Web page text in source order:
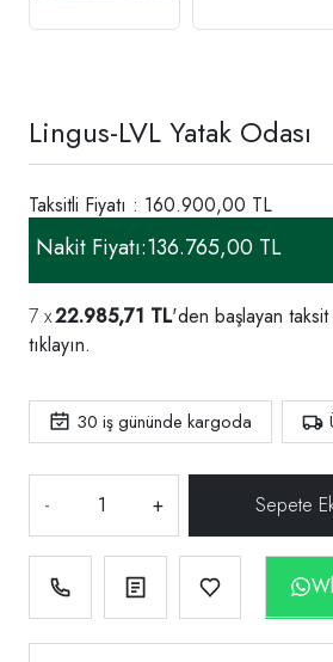
Lingus-LVL Yatak Odası
Taksitli Fiyatı : 160.900,00 TL
Nakit Fiyatı:136.765,00 TL
22.985,71 TL'den başlayan
tıklayın.
30 iş gününde kargoda
- +